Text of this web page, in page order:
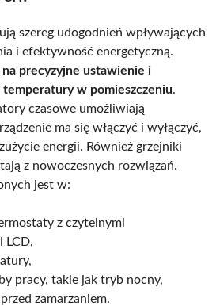
szereg udogodnień wpływających
i efektywność energetyczną.
precyzyjne ustawienie i
w pomieszczeniu.
czasowe umożliwiają
ma się włączyć i wyłączyć,
energii. Również grzejniki
z nowoczesnych rozwiązań.
jest w:
z czytelnymi
LCD,
pracy, takie jak tryb nocny,
zamarzaniem.